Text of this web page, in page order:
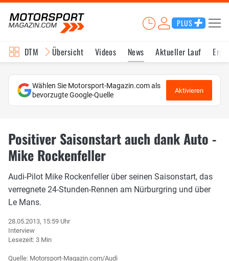
PLUS
DTM Übersicht Videos News Aktueller Lauf
Wählen Sie Motorsport-Magazin.com als
bevorzugte Google-Quelle
Aktivieren
Positiver Saisonstart auch dank Auto -
Mike Rockenfeller
Audi-Pilot Mike Rockenfeller über seinen Saisonstart, das
verregnete 24-Stunden-Rennen am Nürburgring und über
Le Mans.
28.05.2013, 15:59 Uhr
Interview
Lesezeit: 3 Min
Quelle: Motorsport-Magazin.com/Audi